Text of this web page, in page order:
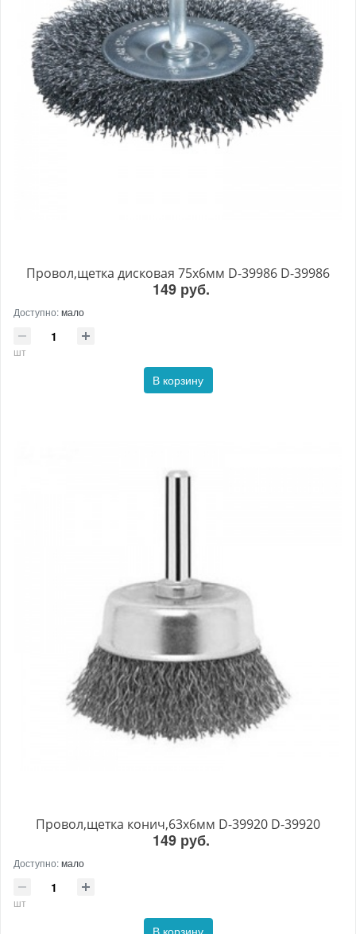
Провол,щетка дисковая 75х6мм D-39986 D-39986
149 руб.
Доступно:мало
шт
В корзину
Провол,щетка конич,63х6мм D-39920 D-39920
149 руб.
Доступно:мало
шт
В корзину